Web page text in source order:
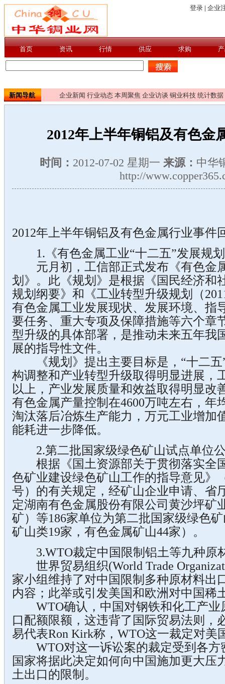
新闻导航 企业新闻 行业动态 本周聚焦 企业访谈 铜业科技 统计数据
2012年上半年铜铝及有色金
时间： 2012-07-02 星期一 来源： 中华
http://
2012年上半年铜铝及有色金属行业事件
1.《有色金属工业“十二五”发展规
元月初，工信部正式发布《有色金
划》。此《规划》是根据《国民经济和
规划纲要》和《工业转型升级规划（
有色金属工业发展现状、发展环境、指
要任务、重大专项及保障措施等六个章
型升级的具体部署，是推动未来五年我
展的指导性文件。
《规划》提出主要目标是，“十二五
构调整和产业转型升级取得明显进展，
以上，产业发展质量和效益取得明显改
有色金属产量控制在4600万吨左右，年
淘汰落后冶炼生产能力，万元工业增加
能耗进一步降低。
2.第二批国家级绿色矿山试点单位公
根据《国土资源部关于贯彻落实全
色矿业建设绿色矿山工作的指导意见》
号）的有关规定，经矿山企业申请、省
定湖南有色金属股份有限公司黄沙坪矿
矿）等186家单位为第二批国家级绿色
矿山类19家，有色金属矿山44家）。
3.WTO裁定中国限制铝土等九种原
世界贸易组织(World Trade
家小组维持了对中国限制多种原材料出
内容；此举或引发美国和欧洲对中国稀
WTO确认，中国对钢铁和化工产业
口配额限额，这违背了国际贸易法则，
易代表Ron Kirk称，WTO这一裁定对美
WTO对这一诉讼案的裁定受到各方
国家将据此决定如何向中国施加更大压
土出口的限制。